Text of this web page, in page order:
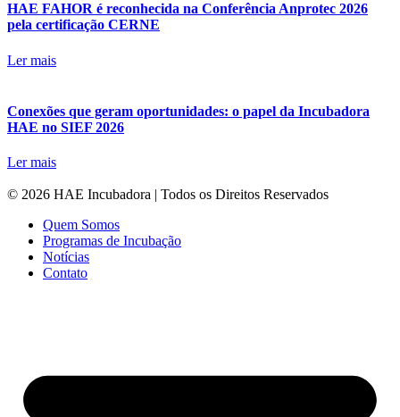
HAE FAHOR é reconhecida na Conferência Anprotec 2026
pela certificação CERNE
Ler mais
Conexões que geram oportunidades: o papel da Incubadora
HAE no SIEF 2026
Ler mais
© 2026 HAE Incubadora | Todos os Direitos Reservados
Quem Somos
Programas de Incubação
Notícias
Contato